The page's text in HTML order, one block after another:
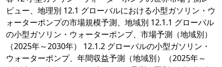
ビュー、地理別 12.1 グローバルにおける小型ガソリン・ウ
ォーターポンプの市場規模予測、地域別 12.1.1 グローバル
の小型ガソリン・ウォーターポンプ、市場予測（地域別）
（2025年～2030年） 12.1.2 グローバルの小型ガソリン・
ウォーターポンプ、年間収益予測（地域別）（2025年～